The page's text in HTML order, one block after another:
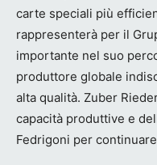
carte speciali più
rappresenterà per il
importante nel suo
produttore globale
alta qualità. Zuber
capacità produttive e
Fedrigoni per